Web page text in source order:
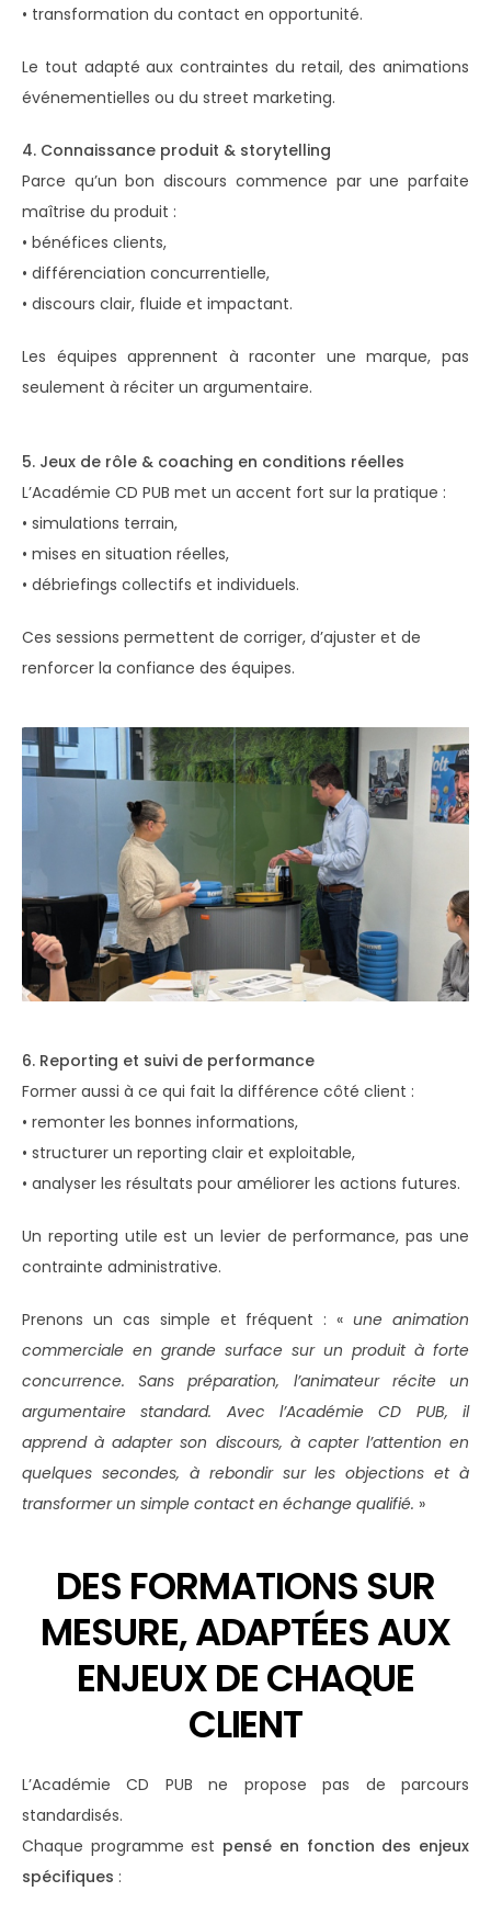
• transformation du contact en opportunité.
Le tout adapté aux contraintes du retail, des animations
événementielles ou du street marketing.
4. Connaissance produit & storytelling
Parce qu’un bon discours commence par une parfaite
maîtrise du produit :
• bénéfices clients,
• différenciation concurrentielle,
• discours clair, fluide et impactant.
Les équipes apprennent à raconter une marque, pas
seulement à réciter un argumentaire.
5. Jeux de rôle & coaching en conditions réelles
L’Académie CD PUB met un accent fort sur la pratique :
• simulations terrain,
• mises en situation réelles,
• débriefings collectifs et individuels.
Ces sessions permettent de corriger, d’ajuster et de
renforcer la confiance des équipes.
6. Reporting et suivi de performance
Former aussi à ce qui fait la différence côté client :
• remonter les bonnes informations,
• structurer un reporting clair et exploitable,
• analyser les résultats pour améliorer les actions futures.
Un reporting utile est un levier de performance, pas une
contrainte administrative.
Prenons un cas simple et fréquent : «une animation
commerciale en grande surface sur un produit à forte
concurrence. Sans préparation, l’animateur récite un
argumentaire standard. Avec l’Académie CD PUB, il
apprend à adapter son discours, à capter l’attention en
quelques secondes, à rebondir sur les objections et à
transformer un simple contact en échange qualifié. »
DES FORMATIONS SUR
MESURE, ADAPTÉES AUX
ENJEUX DE CHAQUE
CLIENT
L’Académie CD PUB ne propose pas de parcours
standardisés.
Chaque programme est pensé en fonction des enjeux
spécifiques :